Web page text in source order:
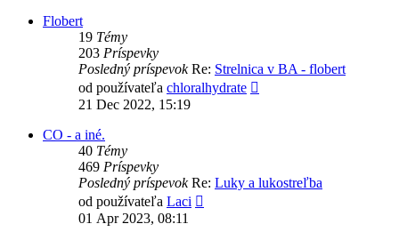
Flobert
19 Témy
203 Príspevky
Posledný príspevokRe: Strelnica v BA - flobert
od používateľa chloralhydrate
21 Dec 2022, 15:19
CO - a iné.
40 Témy
469 Príspevky
Posledný príspevokRe: Luky a lukostreľba
od používateľa Laci
01 Apr 2023, 08:11